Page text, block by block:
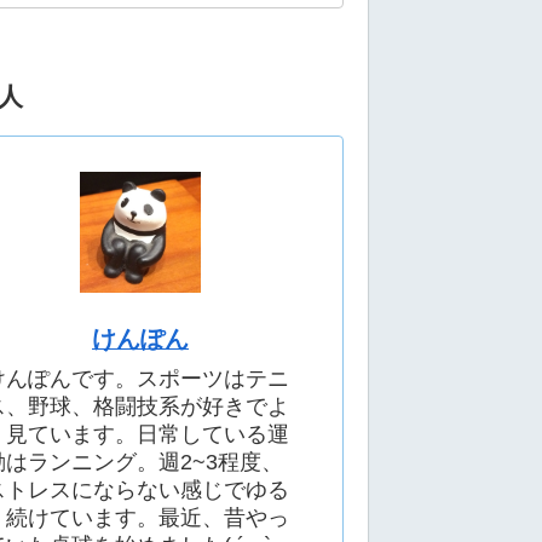
けんぽん
んぽんです。スポーツはテニ
、野球、格闘技系が好きでよ
見ています。日常している運
はランニング。週2~3程度、
トレスにならない感じでゆる
続けています。最近、昔やっ